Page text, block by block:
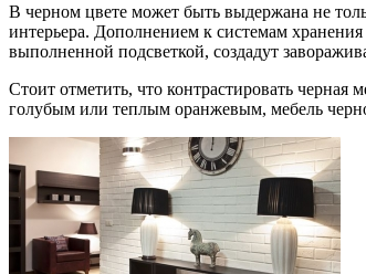
В черном цвете может быть выдержана не
интерьера. Дополнением к системам
выполненной подсветкой, создадут
Стоит отметить, что контрастировать
голубым или теплым оранжевым, мебель